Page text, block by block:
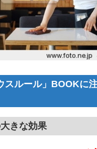
スルール」BOOKに
きな効果